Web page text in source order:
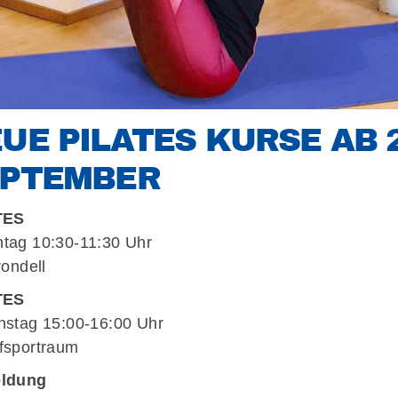
PILATES KURSE AB
10:30-11:30 Uhr
15:00-16:00 Uhr